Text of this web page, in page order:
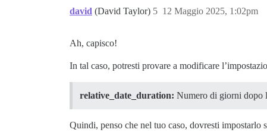
david (David Taylor) 12 Maggio 2025, 1:02pm
5
Ah, capisco!
In tal caso, potresti provare a modificare
relative_date_duration: Numero di giorni dopo
Quindi, penso che nel tuo caso, dovresti impostarlo